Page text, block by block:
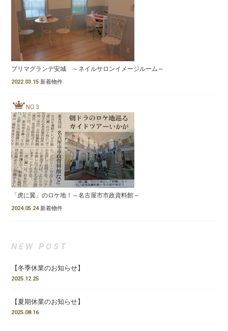
プリマグランデ安城 ～ネイルサロンイメージルーム～
2022.03.15 新着物件
NO.3
「虎に翼」のロケ地！～名古屋市市政資料館～
2024.05.24 新着物件
NEW POST
【冬季休業のお知らせ】
2025.12.25
【夏期休業のお知らせ】
2025.08.16